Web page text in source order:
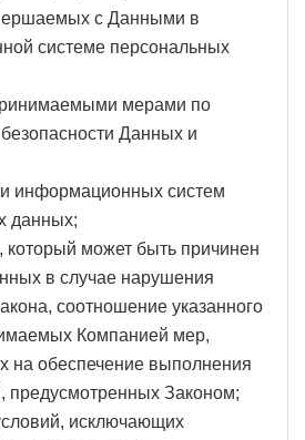
с Данными в
системе персональных
мерами по
Данных и
информационных систем
данных;
который может быть причинен
в случае нарушения
соотношение указанного
Компанией мер,
на обеспечение выполнения
предусмотренных Законом;
исключающих